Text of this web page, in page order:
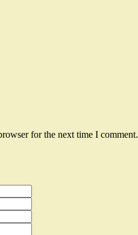
for the next time I comment.